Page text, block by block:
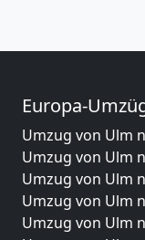
Europa-
Umzug von Ulm
Umzug von Ulm
Umzug von Ulm
Umzug von Ulm
Umzug von Ulm